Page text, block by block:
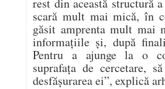
rest din această structură
scară mult mai mică, în
găsit amprenta mult mai
informaţiile şi, după
Pentru a ajunge la o
suprafaţa de cercetare,
desfăşurarea ei”, explică